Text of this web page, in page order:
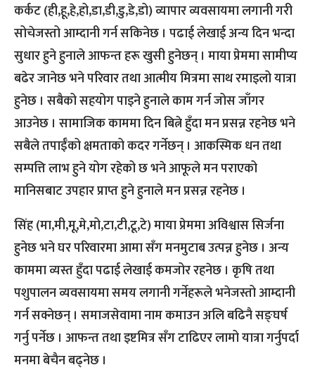
कर्कट (ही,हू,हे,हो,डा,डी,डु,डे,डो) व्यापार व्यवसायमा लगानी गरी
सोचेजस्तो आम्दानी गर्न सकिनेछ । पढाई लेखाई अन्य दिन भन्दा
सुधार हुने हुनाले आफन्त हरू खुसी हुनेछन् । माया प्रेममा सामीप्य
बढेर जानेछ भने परिवार तथा आत्मीय मित्रमा साथ रमाइलो यात्रा
हुनेछ । सबैको सहयोग पाइने हुनाले काम गर्न जोस जाँगर
आउनेछ । सामाजिक काममा दिन बित्ने हुँदा मन प्रसन्न रहनेछ भने
सबैले तपाईँको क्षमताको कदर गर्नेछन् । आकस्मिक धन तथा
सम्पत्ति लाभ हुने योग रहेको छ भने आफूले मन पराएको
मानिसबाट उपहार प्राप्त हुने हुनाले मन प्रसन्न रहनेछ ।
सिंह (मा,मी,मू,मे,मो,टा,टी,टू,टे) माया प्रेममा अविश्वास सिर्जना
हुनेछ भने घर परिवारमा आमा सँग मनमुटाब उत्पन्न हुनेछ । अन्य
काममा व्यस्त हुँदा पढाई लेखाई कमजोर रहनेछ । कृषि तथा
पशुपालन व्यवसायमा समय लगानी गर्नेहरूले भनेजस्तो आम्दानी
गर्न सक्नेछन् । समाजसेवामा नाम कमाउन अलि बढिनै सङ्घर्ष
गर्नु पर्नेछ । आफन्त तथा इष्टमित्र सँग टाढिएर लामो यात्रा गर्नुपर्दा
मनमा बेचैन बढ्नेछ ।